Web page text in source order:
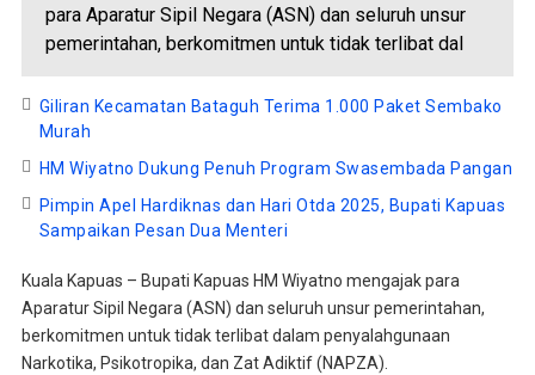
para Aparatur Sipil Negara (ASN) dan seluruh unsur
pemerintahan, berkomitmen untuk tidak terlibat dal
Giliran Kecamatan Bataguh Terima 1.000 Paket Sembako
Murah
HM Wiyatno Dukung Penuh Program Swasembada Pangan
Pimpin Apel Hardiknas dan Hari Otda 2025, Bupati Kapuas
Sampaikan Pesan Dua Menteri
Kuala Kapuas – Bupati Kapuas HM Wiyatno mengajak para
Aparatur Sipil Negara (ASN) dan seluruh unsur pemerintahan,
berkomitmen untuk tidak terlibat dalam penyalahgunaan
Narkotika, Psikotropika, dan Zat Adiktif (NAPZA).